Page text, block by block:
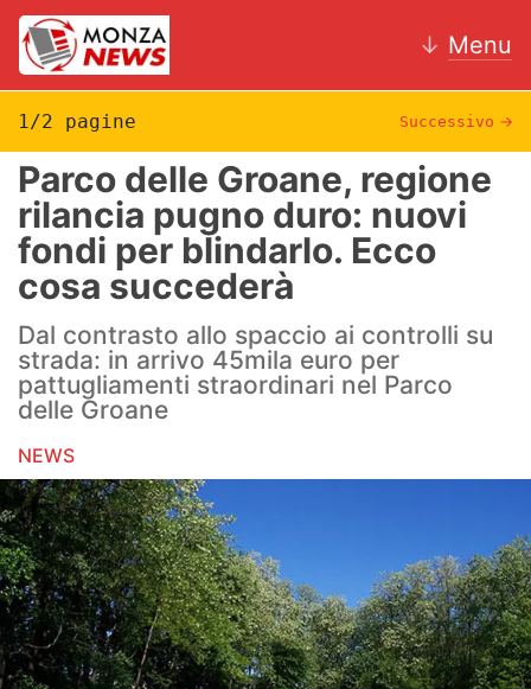
↓ Menu
News
AC Monza
Calcio
Motori
Volley
Hockey
Altri sport
Hockey
Pallanuoto
Pallamano
1/2 pagine Successivo →
Parco delle Groane, regione
rilancia pugno duro: nuovi
fondi per blindarlo. Ecco
cosa succederà
Dal contrasto allo spaccio ai controlli su
strada: in arrivo 45mila euro per
pattugliamenti straordinari nel Parco
delle Groane
NEWS